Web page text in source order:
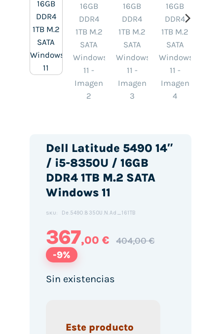
Dell Latitude 5490 14″
/ i5-8350U / 16GB
DDR4 1TB M.2 SATA
Windows 11
SKU: De.5490.8350U.N.Ad_161TB
367,00 € 404,00 €
-9%
Sin existencias
Este producto